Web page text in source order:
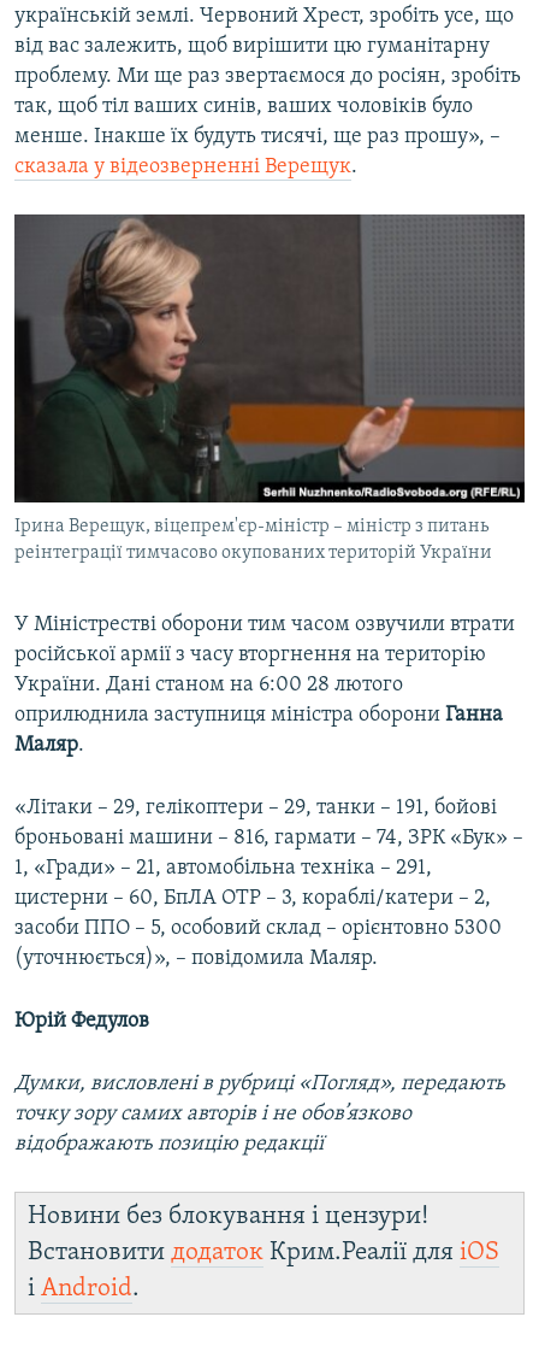
українській землі. Червоний Хрест, зробіть усе, що
від вас залежить, щоб вирішити цю гуманітарну
проблему. Ми ще раз звертаємося до росіян, зробіть
так, щоб тіл ваших синів, ваших чоловіків було
менше. Інакше їх будуть тисячі, ще раз прошу», –
сказала у відеозверненні Верещук.
Ірина Верещук, віцепрем'єр-міністр – міністр з питань
реінтеграції тимчасово окупованих територій України
У Міністрестві оборони тим часом озвучили втрати
російської армії з часу вторгнення на територію
України. Дані станом на 6:00 28 лютого
оприлюднила заступниця міністра оборони Ганна
Маляр.
«Літаки – 29, гелікоптери – 29, танки – 191, бойові
броньовані машини – 816, гармати – 74, ЗРК «Бук» –
1, «Гради» – 21, автомобільна техніка – 291,
цистерни – 60, БпЛА ОТР – 3, кораблі/катери – 2,
засоби ППО – 5, особовий склад – орієнтовно 5300
(уточнюється)», – повідомила Маляр.
Юрій Федулов
Думки, висловлені в рубриці «Погляд», передають
точку зору самих авторів і не обов’язково
відображають позицію редакції
Новини без блокування і цензури!
Встановити додаток Крим.Реалії для iOS
і Android.